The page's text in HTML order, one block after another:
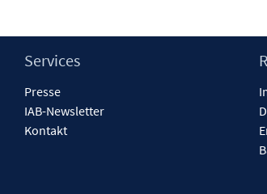
Services
Presse
IAB-Newsletter
Kontakt